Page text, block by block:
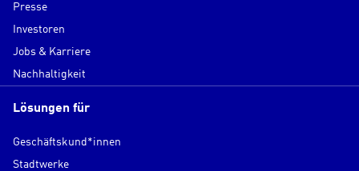
Presse
Investoren
Jobs & Karriere
Nachhaltigkeit
Lösungen für
Geschäftskund*innen
Stadtwerke